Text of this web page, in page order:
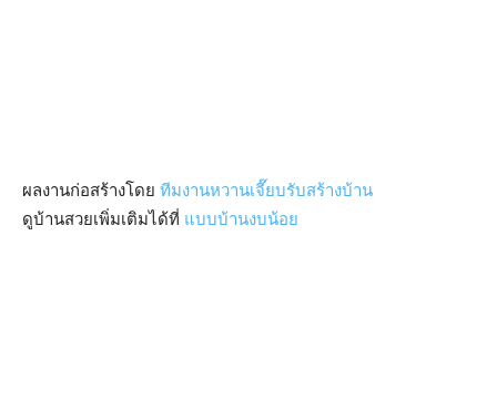
ผลงานก่อสร้างโดย ทีมงานหวานเจี๊ยบรับสร้างบ้าน
ดูบ้านสวยเพิ่มเติมได้ที่ แบบบ้านงบน้อย